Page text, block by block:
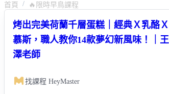
首頁 🔥限時早鳥課程
烤出完美荷蘭千層蛋糕｜經典Ｘ乳酪Ｘ
慕斯，職人教你14款夢幻新風味！｜王
澤老師
找課程 HeyMaster